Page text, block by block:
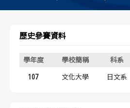
歷史參賽資料
學年度 學校簡稱 科系
107 文化大學 日文系